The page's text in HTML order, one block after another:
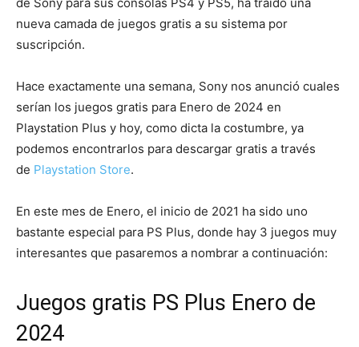
nueva camada de juegos gratis a su sistema por
suscripción.
Hace exactamente una semana, Sony nos anunció cuales
serían los juegos gratis para Enero de 2024 en
Playstation Plus y hoy, como dicta la costumbre, ya
podemos encontrarlos para descargar gratis a través
de Playstation Store.
En este mes de Enero, el inicio de 2021 ha sido uno
bastante especial para PS Plus, donde hay 3 juegos muy
interesantes que pasaremos a nombrar a continuación:
Juegos gratis PS Plus Enero de
2024